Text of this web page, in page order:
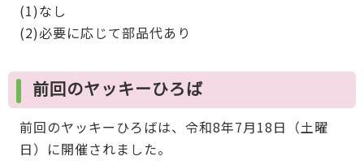
(1)なし
(2)必要に応じて部品代あり
前回のヤッキーひろば
前回のヤッキーひろばは、令和8年7月18日（土曜
日）に開催されました。